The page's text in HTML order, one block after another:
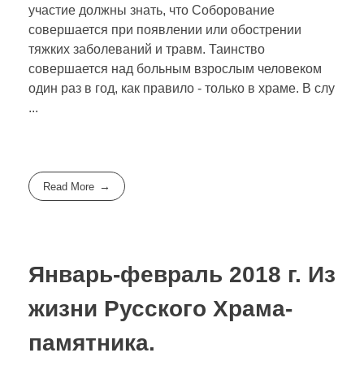
в Европе
в Германии
в Лейпциге
Фотогрaфии
Виды храма
ITALIANO
FRANÇAIS
участие должны знать, что Соборование
совершается при появлении или обострении
тяжких заболеваний и травм. Таинство
совершается над больным взрослым человеком
один раз в год, как правило - только в храме. В слу
...
Read More
Январь-февраль 2018 г. Из
жизни Русского Храма-
памятника.